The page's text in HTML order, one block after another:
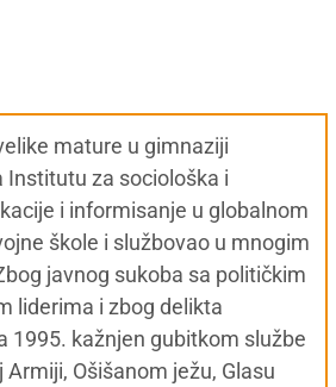
mature u gimnaziji
Institutu za sociološka i
i informisanje u globalnom
škole i službovao u mnogim
javnog sukoba sa političkim
liderima i zbog delikta
1995. kažnjen gubitkom službe
Ošišanom ježu, Glasu